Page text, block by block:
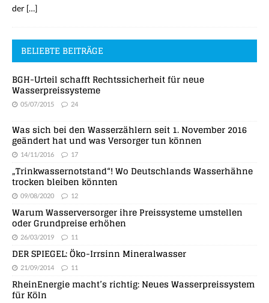
der […]
BELIEBTE BEITRÄGE
BGH-Urteil schafft Rechtssicherheit für neue
Wasserpreissysteme
05/07/2015 24
Was sich bei den Wasserzählern seit 1. November 2016
geändert hat und was Versorger tun können
14/11/2016 17
„Trinkwassernotstand“! Wo Deutschlands Wasserhähne
trocken bleiben könnten
09/08/2020 12
Warum Wasserversorger ihre Preissysteme umstellen
oder Grundpreise erhöhen
26/03/2019 11
DER SPIEGEL: Öko-Irrsinn Mineralwasser
21/09/2014 11
RheinEnergie macht’s richtig: Neues Wasserpreissystem
für Köln